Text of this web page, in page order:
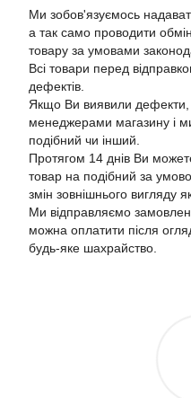
Ми зобов'язуємось
а так само проводити
товару за умовами
Всі товари перед
дефектів.
Якщо Ви виявили дефекти,
менеджерами магазину і
подібний чи інший.
Протягом 14 днів Ви
товар на подібний за
змін зовнішнього вигляду
Ми відправляємо
можна оплатити після
будь-яке шахрайство.